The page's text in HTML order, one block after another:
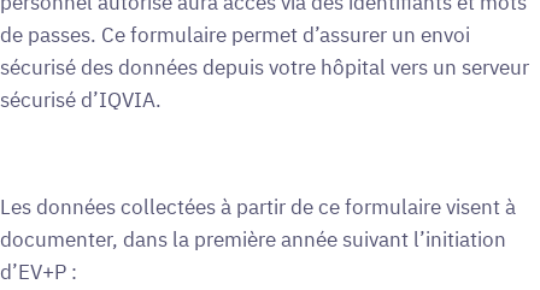
de passes. Ce formulaire permet d’assurer un envoi
sécurisé des données depuis votre hôpital vers un serveur
sécurisé d’IQVIA.
Les données collectées à partir de ce formulaire visent à
documenter, dans la première année suivant l’initiation
d’EV+P :